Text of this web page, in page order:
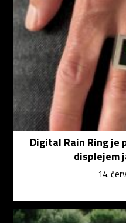
Digital Rain Ring je
displejem
14.